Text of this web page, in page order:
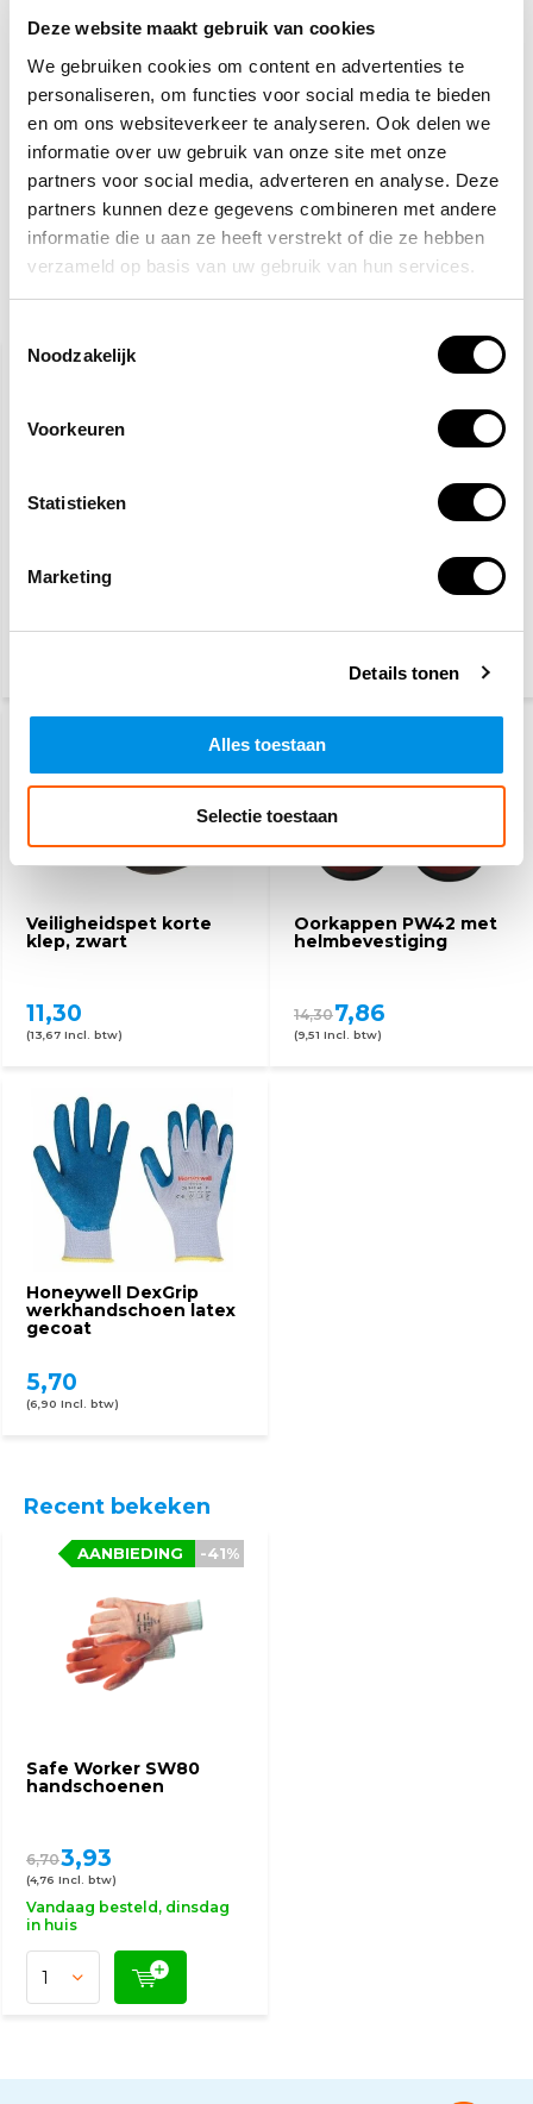
Deze website maakt gebruik van cookies
We gebruiken cookies om content en advertenties te
personaliseren, om functies voor social media te bieden
en om ons websiteverkeer te analyseren. Ook delen we
informatie over uw gebruik van onze site met onze
partners voor social media, adverteren en analyse. Deze
partners kunnen deze gegevens combineren met andere
informatie die u aan ze heeft verstrekt of die ze hebben
verzameld op basis van uw gebruik van hun services.
Noodzakelijk
Voorkeuren
Statistieken
Marketing
Details tonen
Alles toestaan
Selectie toestaan
Normaal:
8,53
Je bespaart:(16% Korting) 1,38
Totaalbedrag:
Toevoegen aan winkelwagen
Veiligheidsschoenen S3
(33,28 Incl. btw)
Veiligheidspet korte
klep, zwart
11,30
(13,67 Incl. btw)
Oorkappen PW42 met
helmbevestiging
14,307,86
(9,51 Incl. btw)
Honeywell DexGrip
werkhandschoen latex
gecoat
5,70
(6,90 Incl. btw)
Recent bekeken
Safe Worker SW80
handschoenen
-41%
AANBIEDING
6,703,93
(4,76 Incl. btw)
Vandaag besteld, dinsdag
in huis